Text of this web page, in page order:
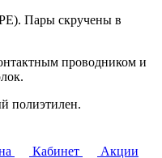
Пары скручены в
проводником и
полиэтилен.
Кабинет Акции